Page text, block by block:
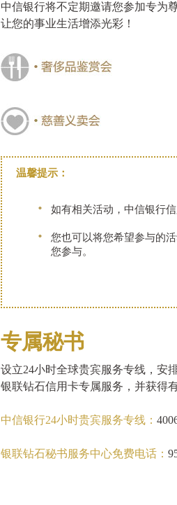
中信银行将不定期邀请您参加专为
让您的事业生活增添光彩！
温馨提示：
如有相关活动，中信银行
您也可以将您希望参与的
您参与。
专属秘书
设立24小时全球贵宾服务专线，安
银联钻石信用卡专属服务，并获得
中信银行24小时贵宾服务专线：
银联钻石秘书服务中心免费电话：